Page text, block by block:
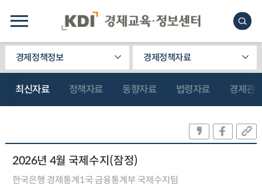
경제정책정보 경제정책자료
최신자료 정책자료 동향자료 법령자료 경제관
2026년 4월 국제수지(잠정)
한국은행 경제통계1국 금융통계부 국제수지팀